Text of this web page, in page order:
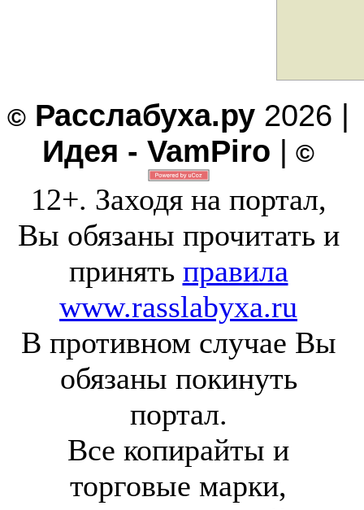
© Расслабуха.ру 2026 |
Идея - VamPiro | ©
12+. Заходя на портал,
Вы обязаны прочитать и
принять правила
www.rasslabyxa.ru
В противном случае Вы
обязаны покинуть
портал.
Все копирайты и
торговые марки,